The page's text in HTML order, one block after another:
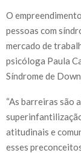
O
pessoas com
mercado de
psicóloga Paula
Síndrome de
“As barreiras são
atitudinais e
esses